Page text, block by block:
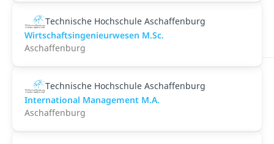
Technische Hochschule Aschaffenburg
Wirtschaftsingenieurwesen M.Sc.
Aschaffenburg
Technische Hochschule Aschaffenburg
International Management M.A.
Aschaffenburg